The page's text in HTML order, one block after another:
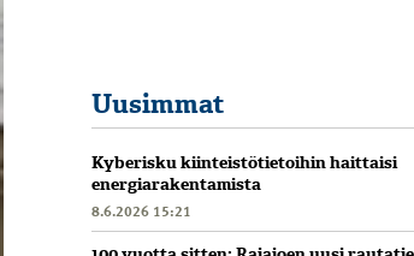
Uusimmat
Kyberisku kiinteistötietoihin haittaisi
energiarakentamista
8.6.2026 15:21